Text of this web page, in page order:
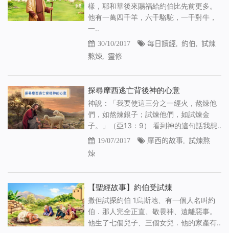
樣，耶和華後來賜福給約伯比先前更多。
他有一萬四千羊，六千駱駝，一千對牛，
一..
30/10/2017 每日讀經, 約伯
試煉
熬煉, 靈修
探尋摩西逃亡背後神的心意
神說：「我要使這三分之一經火，熬煉他
們，如熬煉銀子；試煉他們，如試煉金
子。」（亞13：9） 看到神的這句話我想..
19/07/2017 摩西的故事, 試煉熬
煉
【聖經故事】約伯受試煉
撒但試探約伯 1烏斯地、有一個人名叫約
伯．那人完全正直、敬畏神、遠離惡事。
他生了七個兒子、三個女兒．他的家產有..